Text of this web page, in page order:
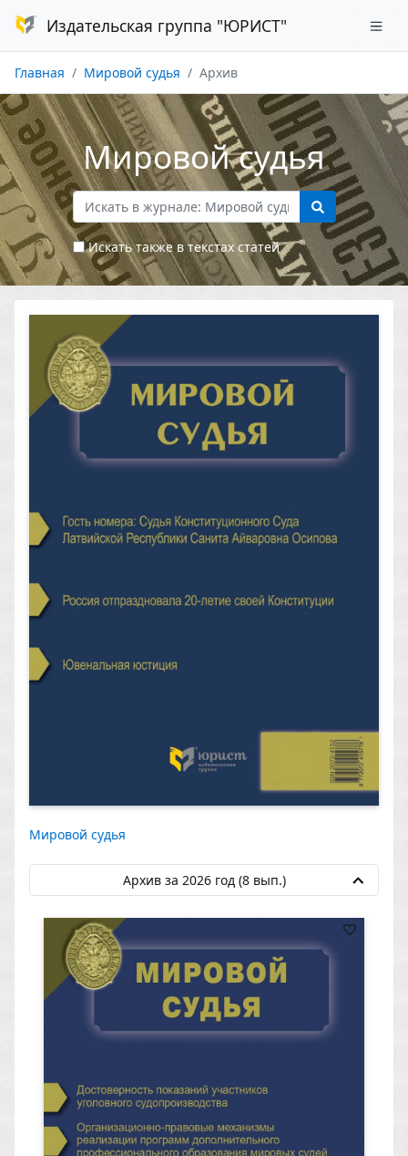
Издательская группа "ЮРИСТ"
Главная Мировой судья Архив
Мировой судья
Искать также в текстах статей
Мировой судья
Архив за 2026 год (8 вып.)